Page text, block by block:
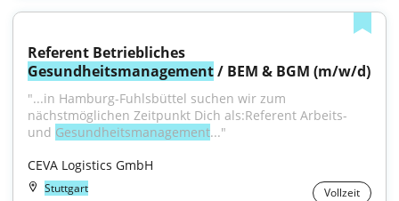
Gesundheitsmanagement / BEM & BGM (m/w/d)
"...in Hamburg-Fuhlsbüttel suchen wir zum
nächstmöglichen Zeitpunkt Dich als:Referent Arbeits-
und Gesundheitsmanagement..."
CEVA Logistics GmbH
Stuttgart Vollzeit